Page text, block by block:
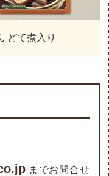
どて煮入り
までお問合せ